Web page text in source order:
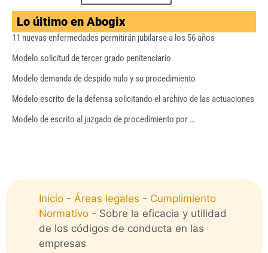
Lo último en Abogix
11 nuevas enfermedades permitirán jubilarse a los 56 años
Modelo solicitud de tercer grado penitenciario
Modelo demanda de despido nulo y su procedimiento
Modelo escrito de la defensa solicitando el archivo de las actuaciones
Modelo de escrito al juzgado de procedimiento por …
Inicio - Áreas legales - Cumplimiento
Normativo - Sobre la eficacia y utilidad
de los códigos de conducta en las
empresas